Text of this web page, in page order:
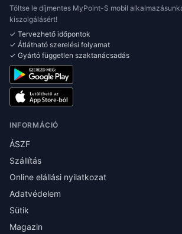
Töltse le díjmentes MyPoint-S mobil
kiszolgálásért!
✓ Tervezhető időpontok
✓ Átlátható szerelési folyamat
✓ Gyártó független szaktanácsadás
INFORMÁCIÓ
ÁSZF
Szállítás
Online elállási nyilatkozat
Adatvédelem
Sütik
Magazin